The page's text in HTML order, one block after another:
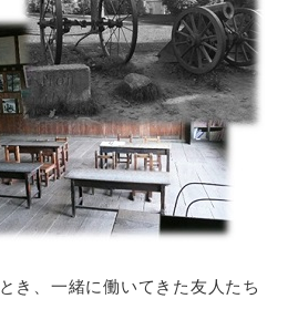
き、一緒に働いてきた友人たち